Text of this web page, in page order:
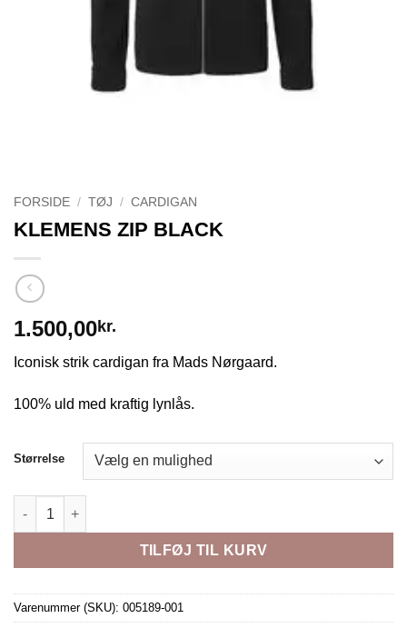
FORSIDE / TØJ / CARDIGAN
KLEMENS ZIP BLACK
1.500,00kr.
Iconisk strik cardigan fra Mads Nørgaard.
100% uld med kraftig lynlås.
Størrelse
KLEMENS ZIP BLACK antal
TILFØJ TIL KURV
Varenummer (SKU): 005189-001